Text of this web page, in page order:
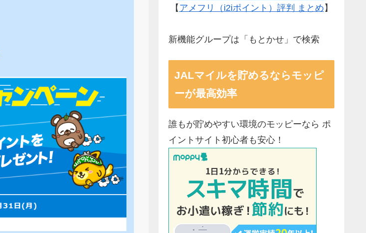
【 アメフリ（i2iポイント）評判 まとめ 】
新機能グループは「もとかせ」で検索
JALマイルを貯めるならモッピ
ーが最高効率
誰もが貯めやすい環境のモッピーなら ポ
イントサイト初心者も安心！